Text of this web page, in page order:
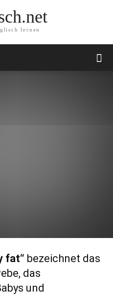
lernen
fat“ bezeichnet das
das
und